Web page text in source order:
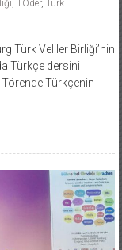
, TÖder, Türk
Türk Veliler Birliği’nin
Türkçe dersini
Türkçenin